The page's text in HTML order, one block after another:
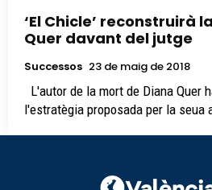
‘El Chicle’ reconstruirà
Quer davant del jutge
Successos 23 de maig de 2018
l'estratègia proposada per la seua